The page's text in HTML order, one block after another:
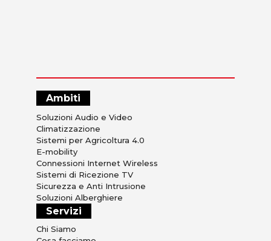
Ambiti
Soluzioni Audio e Video
Climatizzazione
Sistemi per Agricoltura 4.0
E-mobility
Connessioni Internet Wireless
Sistemi di Ricezione TV
Sicurezza e Anti Intrusione
Soluzioni Alberghiere
Servizi
Chi Siamo